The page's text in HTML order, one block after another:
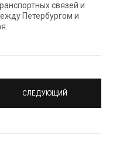
связей и
Петербургом и
СЛЕДУЮЩИЙ